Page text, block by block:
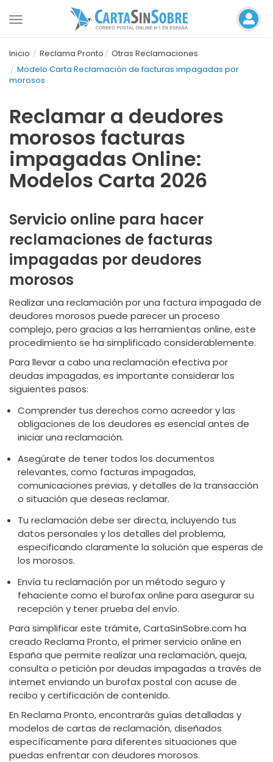
Toggle
Inicio Reclama Pronto
Otras Reclamaciones
Modelo Carta Reclamación de facturas impagadas por
morosos
Reclamar a deudores
morosos facturas
impagadas Online:
Modelos Carta 2026
Servicio online para hacer
reclamaciones de facturas
impagadas por deudores
morosos
Realizar una reclamación por una factura impagada de
deudores morosos puede parecer un proceso
complejo, pero gracias a las herramientas online, este
procedimiento se ha simplificado considerablemente.
Para llevar a cabo una reclamación efectiva por
deudas impagadas, es importante considerar los
siguientes pasos:
Comprender tus derechos como acreedor y las
obligaciones de los deudores es esencial antes de
iniciar una reclamación.
Asegúrate de tener todos los documentos
relevantes, como facturas impagadas,
comunicaciones previas, y detalles de la transacción
o situación que deseas reclamar.
Tu reclamación debe ser directa, incluyendo tus
datos personales y los detalles del problema,
especificando claramente la solución que esperas de
los morosos.
Envía tu reclamación por un método seguro y
fehaciente como el burofax online para asegurar su
recepción y tener prueba del envío.
Para simplificar este trámite, CartaSinSobre.com ha
creado Reclama Pronto, el primer servicio online en
España que permite realizar una reclamación, queja,
consulta o petición por deudas impagadas a través de
internet enviando un burofax postal con acuse de
recibo y certificación de contenido.
En Reclama Pronto, encontrarás guías detalladas y
modelos de cartas de reclamación, diseñados
específicamente para diferentes situaciones que
puedas enfrentar con deudores morosos.